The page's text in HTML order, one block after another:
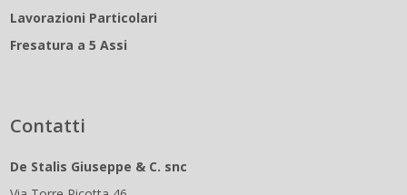
Lavorazioni Particolari
Fresatura a 5 Assi
Contatti
De Stalis Giuseppe & C. snc